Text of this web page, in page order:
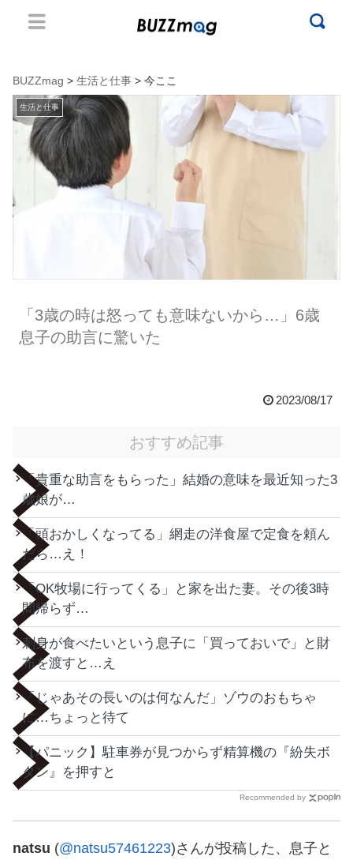
BUZZmag > 生活と仕事 > 今ここ
生活と仕事
「3歳の時は怒っても意味ないから…」6歳
息子の助言に驚いた
2023/08/17
おすすめ記事
「貴重な助言をもらった」結婚の意味を最近知った3
歳娘が…
「頭おかしくなってる」網走の洋食屋で定食を頼ん
だら…え！
「OK牧場に行ってくる」と家を出た妻。その後3時
間帰らず…
刺身が食べたいという息子に「買っておいで」と財
布を渡すと…え
「じゃあその長いのは何なんだ」ゾウのおもちゃ
に…ちょっと待て
【パニック】駐車券が見つからず精算機の『紛失ボ
タン』を押すと
Recommended by
natsu (@natsu57461223)さんが投稿した、息子と